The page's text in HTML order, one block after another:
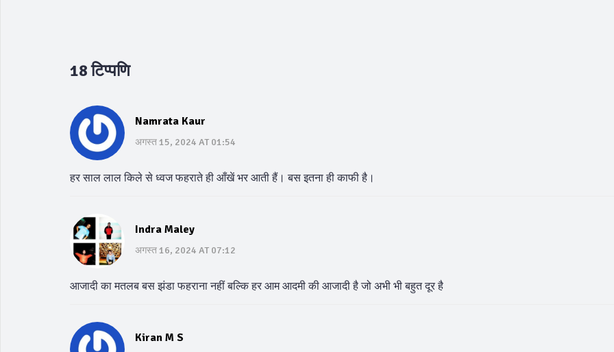
18 टिप्पणि
Namrata Kaur
अगस्त 15, 2024 AT 01:54
हर साल लाल किले से ध्वज फहराते ही आँखें भर आती हैं। बस इतना ही काफी है।
Indra Maley
अगस्त 16, 2024 AT 07:12
आजादी का मतलब बस झंडा फहराना नहीं बल्कि हर आम आदमी की आजादी है जो अभी भी बहुत दूर है
Kiran M S